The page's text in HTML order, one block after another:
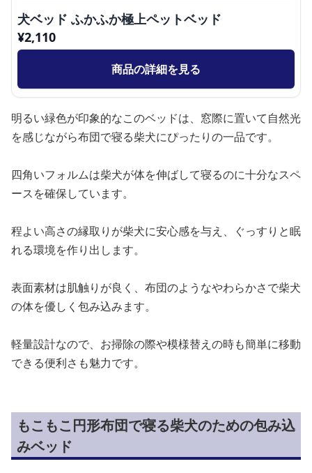
犬ベッド ふかふか極上ペットベッド
¥2,110
商品の詳細を見る
明るい緑色が印象的なこのベッドは、窓際に置いて自然光
を感じながら布団で寝る柴犬にぴったりの一品です。
四角いフォルムは柴犬が体を伸ばして寝るのに十分なスペ
ースを確保しています。
程よい高さの縁取りが柴犬に安心感を与え、ぐっすりと眠
れる環境を作り出します。
表面素材は肌触りが良く、布団のようなやわらかさで柴犬
の体を優しく包み込みます。
軽量設計なので、お掃除の際や模様替えの時も簡単に移動
できる便利さも魅力です。
もこもこ円形布団で寝る柴犬のための包み込
みベッド